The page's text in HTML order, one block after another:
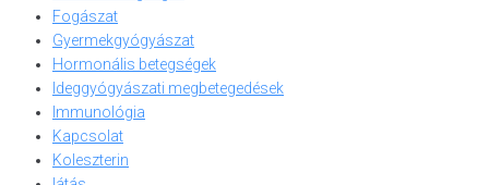
Fogászat
Gyermekgyógyászat
Hormonális betegségek
Ideggyógyászati megbetegedések
Immunológia
Kapcsolat
Koleszterin